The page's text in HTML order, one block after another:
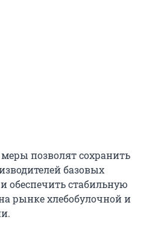
позволят сохранить
базовых
обеспечить стабильную
рынке хлебобулочной и